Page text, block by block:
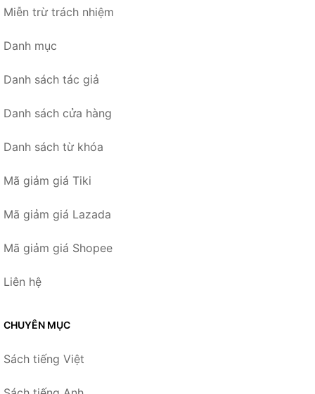
Miễn trừ trách nhiệm
Danh mục
Danh sách tác giả
Danh sách cửa hàng
Danh sách từ khóa
Mã giảm giá Tiki
Mã giảm giá Lazada
Mã giảm giá Shopee
Liên hệ
CHUYÊN MỤC
Sách tiếng Việt